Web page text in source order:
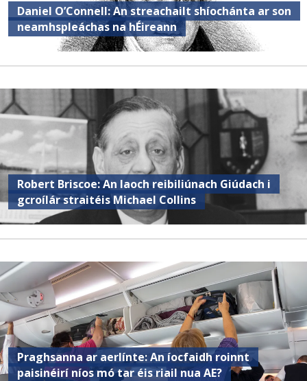
Daniel O’Connell: An streachailt shíochánta ar son
neamhspleáchas na hÉireann
Robert Briscoe: An laoch reibiliúnach Giúdach i
gcroílár straitéis Michael Collins
Praghsanna ar aerlínte: An íocfaidh roinnt
paisinéirí níos mó tar éis riail nua AE?